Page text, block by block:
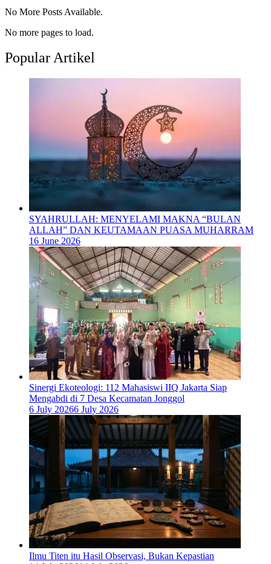
No More Posts Available.
No more pages to load.
Popular Artikel
SYAHRULLAH: MENYELAMI MAKNA “BULAN
ALLAH” DAN KEUTAMAAN PUASA MUHARRAM
16 June 2026
‎Sinergi Ekoteologi: 112 Mahasiswi IIQ Jakarta Siap
Mengabdi di 7 Desa Kecamatan Jonggol
6 July 20266 July 2026
Ilmu Titen itu Hasil Observasi, Bukan Kepastian